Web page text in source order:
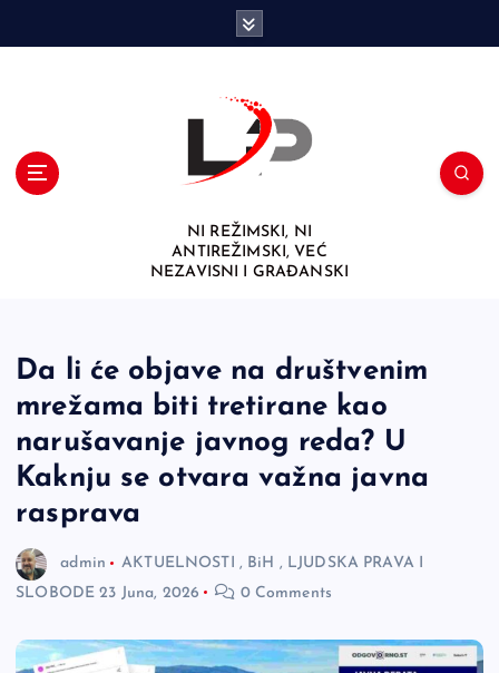
NI REŽIMSKI, NI
ANTIREŽIMSKI, VEĆ
NEZAVISNI I GRAĐANSKI
Da li će objave na društvenim
mrežama biti tretirane kao
narušavanje javnog reda? U
Kaknju se otvara važna javna
rasprava
admin AKTUELNOSTI , BiH , LJUDSKA PRAVA I
SLOBODE 23 Juna, 2026 0 Comments